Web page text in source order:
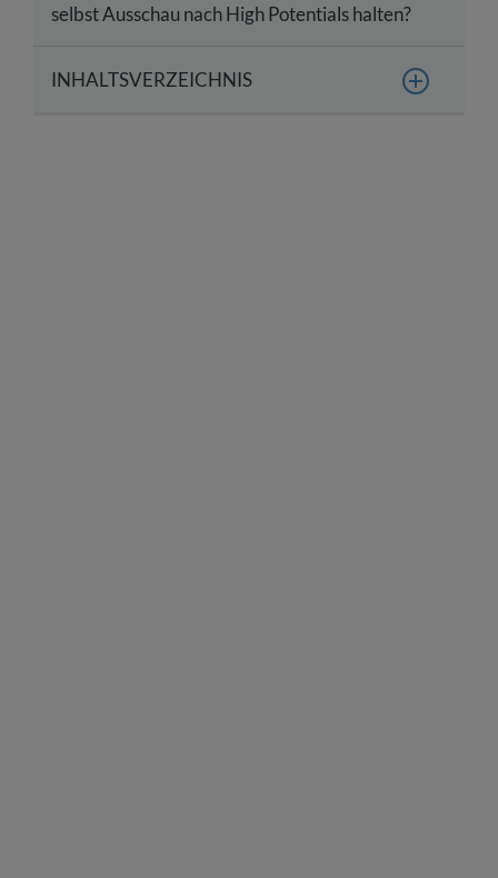
selbst Ausschau nach High Potentials halten?
INHALTSVERZEICHNIS